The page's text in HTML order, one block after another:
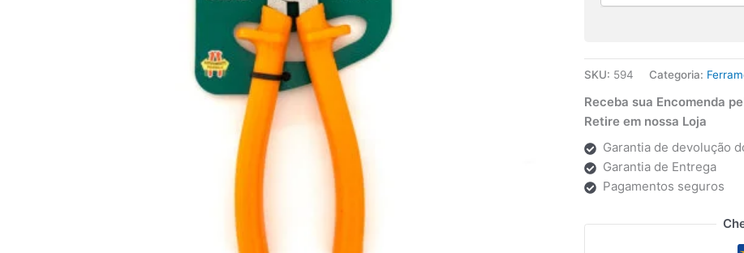
SKU: 594 Categoria:
Receba sua Encomenda
Retire em nossa Loja
Garantia de devolução
Garantia de Entrega
Pagamentos seguros